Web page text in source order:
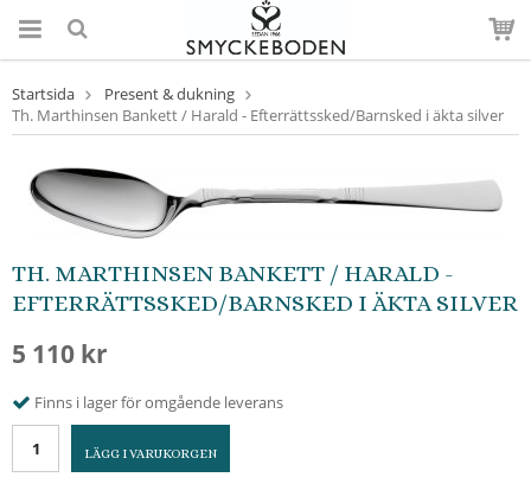
Startsida
Present & dukning
Th. Marthinsen Bankett / Harald - Efterrättssked/Barnsked i äkta silver
TH. MARTHINSEN BANKETT / HARALD -
EFTERRÄTTSSKED/BARNSKED I ÄKTA SILVER
5 110 kr
Finns i lager för omgående leverans
LÄGG I VARUKORGEN